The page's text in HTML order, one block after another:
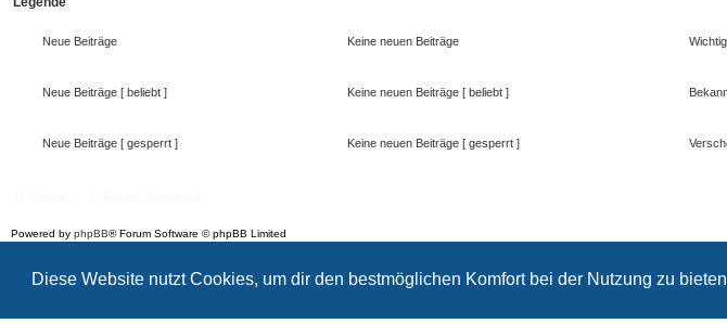
Diese Website nutzt Cookies, um dir den bestmöglichen Komfort bei der Nutzung zu
Neue Beiträge
Neue Beiträge [ beliebt ]
Neue Beiträge [ gesperrt ]
Keine neuen Beiträge
Keine neuen Beiträge [ beliebt ]
Keine neuen Beiträge [ gesperrt ]
Wichtig
Powered by phpBB® Forum Software © phpBB Limited
Datenschutz
Nutzungsbedingungen